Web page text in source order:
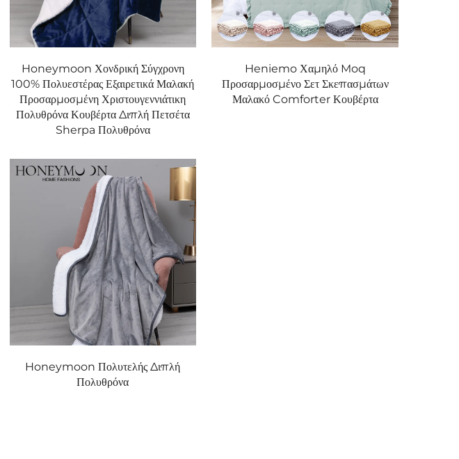
Honeymoon Χονδρική Σύγχρονη
100% Πολυεστέρας Εξαιρετικά Μαλακή
Προσαρμοσμένη Χριστουγεννιάτικη
Πολυθρόνα Κουβέρτα Διπλή Πετσέτα
Sherpa Πολυθρόνα
Heniemo Χαμηλό Moq
Προσαρμοσμένο Σετ Σκεπασμάτων
Μαλακό Comforter Κουβέρτα
Honeymoon Πολυτελής Διπλή
Πολυθρόνα